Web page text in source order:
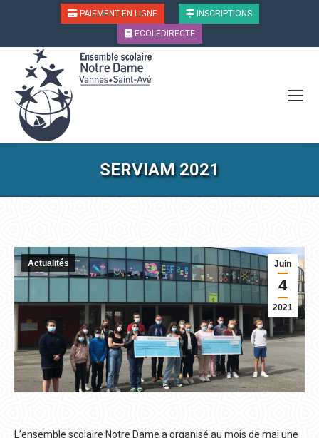
PAIEMENT EN LIGNE
INSCRIPTIONS
ECOLEDIRECTE
SERVIAM 2021
Juin
4
2021
Actualités
L’ensemble scolaire Notre Dame a organisé au mois de mai une